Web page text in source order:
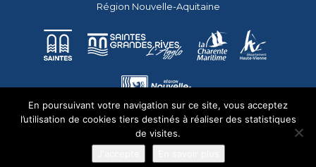
Région Nouvelle-Aquitaine
© 2026 - Tous droits réservés - apmac.fr - réalisation :
En poursuivant votre navigation sur ce site, vous acceptez
l’utilisation de cookies tiers destinés à réaliser des statistiques
de visites.